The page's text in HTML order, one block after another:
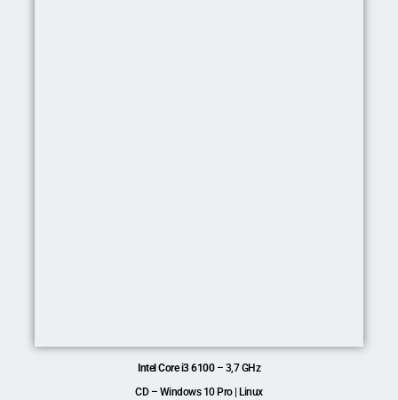
Intel Core i3 6100– 3,7 GHz
CD – Windows 10 Pro | Linux